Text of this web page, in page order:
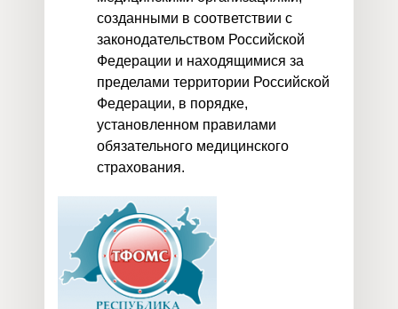
созданными в соответствии с
законодательством Российской
Федерации и находящимися за
пределами территории Российской
Федерации, в порядке,
установленном правилами
обязательного медицинского
страхования.